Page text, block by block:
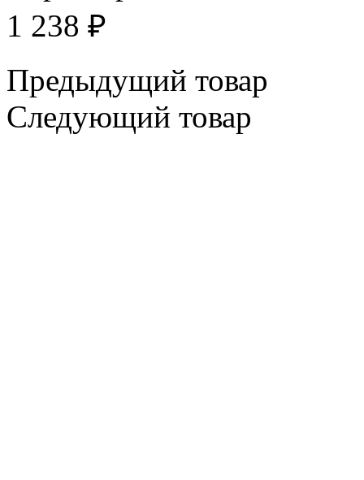
1 238 ₽
Предыдущий товар
Следующий товар